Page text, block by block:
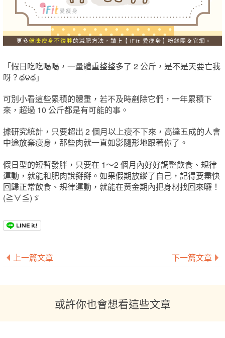
「假日吃吃喝喝，一量體重整整多了 2 公斤，是不是天要亡我
呀？థ౪థ」
可別小看這些累積的體重，若不及時剷除它們，一年累積下
來，超過 10 公斤都是有可能的事。
據研究統計，只要超出 2 個月以上瘦不下來，高達五成的人會
中途放棄瘦身，那些肉就一直如影隨形地跟著你了。
假日型的短暫發胖，只要在 1～2 個月內好好調整飲食、規律
運動，就能和肥肉說掰掰。如果假期放縱了自己，記得要盡快
回歸正常飲食、規律運動，就能在黃金期內把身材找回來囉！
(≧∀≦)ゞ
上一篇文章 下一篇文章
或許你也會想看這些文章